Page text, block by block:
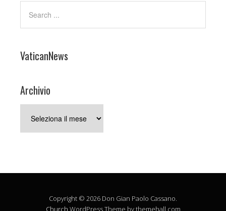
VaticanNews
Archivio
Copyright © 2026 Don Gian Paolo Cassano.
Church WordPress Theme by themehall.com